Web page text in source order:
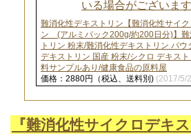
難消化性デキストリン【難消化性サイク
ン (アルミパック200g/約200日分)】難
トリン 粉末/難消化性デキストリン パウ
デキストリン 国産 粉末/シクロ デキス
料サンプルあり/健康食品の原料屋
価格：2880円（税込、送料別) (2017/5/
『難消化性サイクロデキ